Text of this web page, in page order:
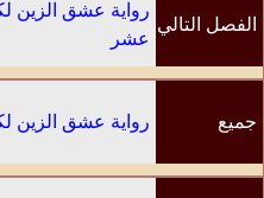
الفصل التالي
رواية عشق الزين
عشر
جميع رواية عشق الزين